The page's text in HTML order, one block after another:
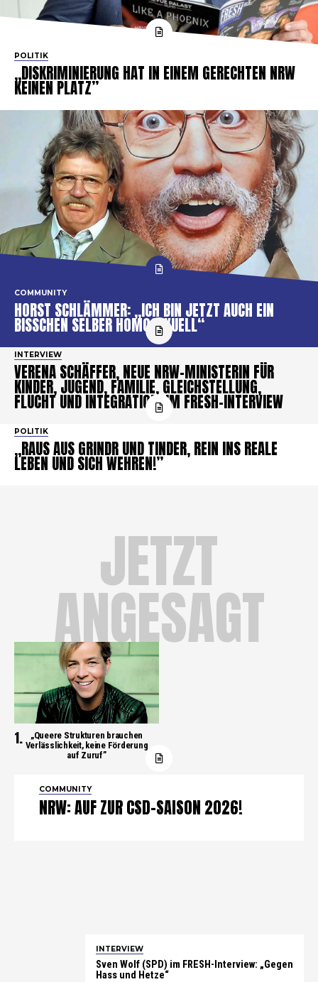
POLITIK
„DISKRIMINIERUNG HAT IN EINEM GERECHTEN NRW
KEINEN PLATZ”
COMMUNITY
HORST SCHLÄMMER: „ICH BIN JETZT AUCH EIN
BISSCHEN SELBER HOMOSEXUELL“
INTERVIEW
VERENA SCHÄFFER, NEUE NRW-MINISTERIN FÜR
KINDER, JUGEND, FAMILIE, GLEICHSTELLUNG,
FLUCHT UND INTEGRATION, IM FRESH-INTERVIEW
POLITIK
„RAUS AUS GRINDR UND TINDER, REIN INS REALE
LEBEN UND SICH WEHREN!”
JETZT
ANGESAGT
„Queere Strukturen brauchen
Verlässlichkeit, keine Förderung
auf Zuruf”
COMMUNITY
NRW: AUF ZUR CSD-SAISON 2026!
INTERVIEW
Sven Wolf (SPD) im FRESH-Interview: „Gegen
Hass und Hetze“